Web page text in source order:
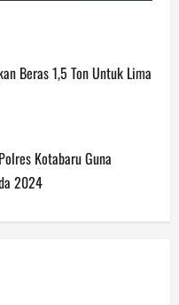
Beras 1,5 Ton Untuk Lima
Kotabaru Guna
2024